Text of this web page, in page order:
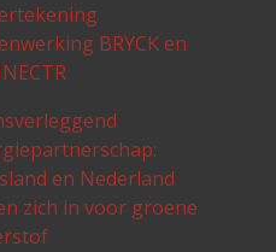
BRYCK en
en Nederland
zich in voor groene